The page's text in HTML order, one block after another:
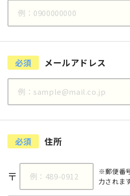
必須 メールアドレス
必須 住所
〒
※郵便番
力されま